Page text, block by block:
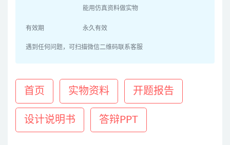
能用仿真资料做实物
有效期 永久有效
遇到任何问题，可扫描微信二维码联系客服
首页 实物资料 开题报告
设计说明书 答辩PPT